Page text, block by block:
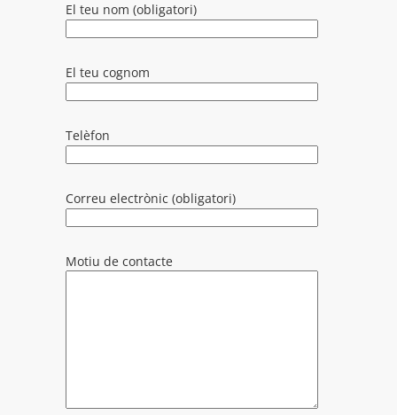
El teu nom (obligatori)
El teu cognom
Telèfon
Correu electrònic (obligatori)
Motiu de contacte